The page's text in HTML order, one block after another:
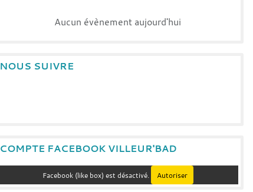
Aucun évènement aujourd'hui
NOUS SUIVRE
COMPTE FACEBOOK VILLEUR'BAD
Facebook (like box) est désactivé. Autoriser